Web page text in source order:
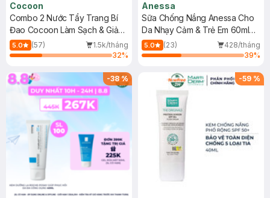
Cocoon
Combo 2 Nước Tẩy Trang Bí
Đao Cocoon Làm Sạch & Giảm
Dầu 500ml
5.0 (57)
1.5k/tháng
32%
Anessa
Sữa Chống Nắng Anessa Cho
Da Nhạy Cảm & Trẻ Em 60ml
(Mới)
5.0 (23)
428/tháng
39%
-38% -59 %